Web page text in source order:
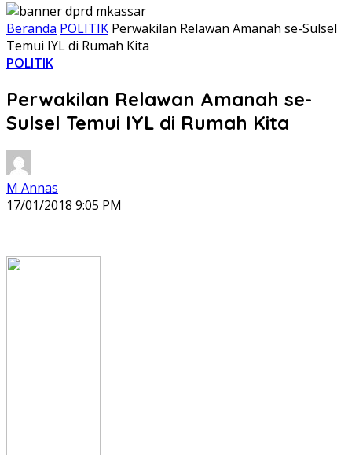
Beranda POLITIK Perwakilan Relawan Amanah se-Sulsel
Temui IYL di Rumah Kita
POLITIK
Perwakilan Relawan Amanah se-
Sulsel Temui IYL di Rumah Kita
M Annas
17/01/2018 9:05 PM